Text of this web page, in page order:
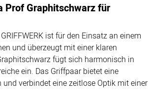
Prof Graphitschwarz für
ist für den Einsatz an einem
und überzeugt mit einer klaren
fügt sich harmonisch in
ein. Das Griffpaar bietet eine
verbindet eine zeitlose Optik mit einer